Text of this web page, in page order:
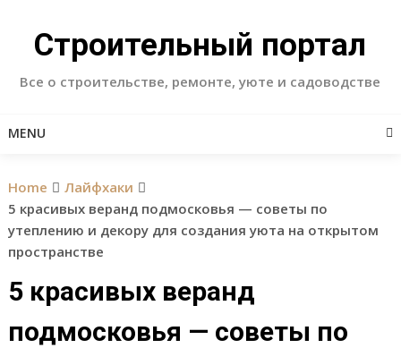
contentСтроительный портал
Все о строительстве, ремонте, уюте и садоводстве
MENU
Home
Лайфхаки
5 красивых веранд подмосковья — советы по
утеплению и декору для создания уюта на открытом
пространстве
5 красивых веранд
подмосковья — советы по